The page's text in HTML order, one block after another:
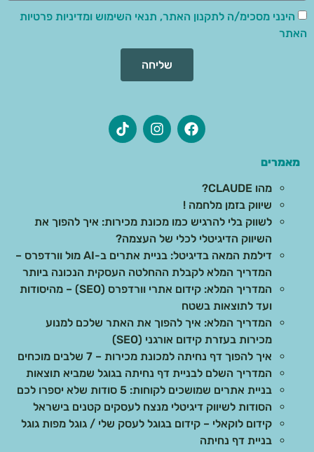
הינני מסכימ/ה לתקנון האתר, תנאי השימוש ומדיניות פרטיות
האתר
שליחה
מאמרים
מהו CLAUDE?
שיווק בזמן מלחמה !
לשווק בלי להרגיש כמו מכונת מכירות: איך להפוך את
השיווק הדיגיטלי לכלי של העצמה?
דילמת המאה בדיגיטל: בניית אתרים ב-AI מול וורדפרס –
המדריך המלא לקבלת ההחלטה העסקית הנכונה ביותר
המדריך המלא: קידום אתרי וורדפרס (SEO) – מהיסודות
ועד לתוצאות בשטח
המדריך המלא: איך להפוך את האתר שלכם למנוע
מכירות בעזרת קידום אורגני (SEO)
איך להפוך דף נחיתה למכונת מכירות – 7 שלבים מוכחים
המדריך השלם לבניית דף נחיתה בגוגל שמביא תוצאות
בניית אתרים שמושכים לקוחות: 5 סודות שלא יספרו לכם
הסודות לשיווק דיגיטלי מנצח לעסקים קטנים בישראל
קידום לוקאלי – קידום בגוגל לעסק שלי / גוגל מפות גוגל
בניית דף נחיתה